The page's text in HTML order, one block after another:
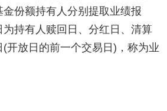
份额持有人分别提取业绩报
持有人赎回日、分红日、清算
(开放日的前一个交易日)，称为业